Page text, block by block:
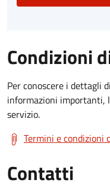
Condizioni
Per conoscere i dettagli
informazioni importanti,
servizio.
Termini e condizioni
Contatti